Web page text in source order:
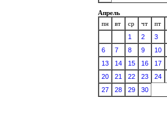
Апрель
пн
вт ср чт пт
1
2 3
6
7 8 9 10
13
14 15 16 17
20
21 22 23 24
27
28 29 30